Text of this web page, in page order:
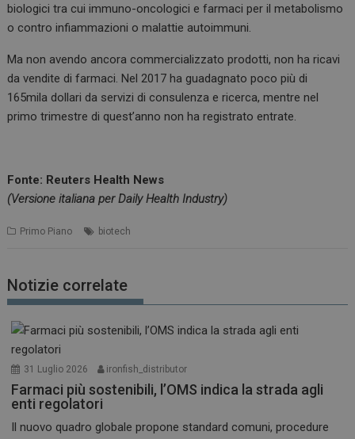
biologici tra cui immuno-oncologici e farmaci per il metabolismo
o contro infiammazioni o malattie autoimmuni.
Ma non avendo ancora commercializzato prodotti, non ha ricavi
da vendite di farmaci. Nel 2017 ha guadagnato poco più di
165mila dollari da servizi di consulenza e ricerca, mentre nel
primo trimestre di quest’anno non ha registrato entrate.
Fonte: Reuters Health News
(Versione italiana per Daily Health Industry)
Primo Piano biotech
Notizie correlate
31 Luglio 2026 ironfish_distributor
Farmaci più sostenibili, l’OMS indica la strada agli
enti regolatori
Il nuovo quadro globale propone standard comuni, procedure